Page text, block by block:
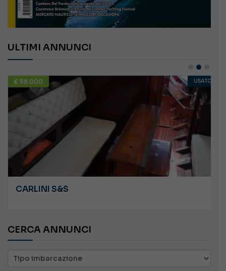
ULTIMI ANNUNCI
€ 58.000 USATO
CARLINI S&S
CERCA ANNUNCI